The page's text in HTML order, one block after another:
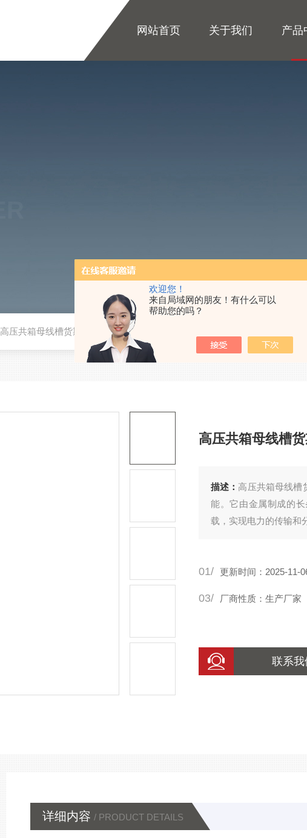
欢迎您！
来自局域网的朋友！有什么可以
帮助您的吗？
网站首页 关于我们 产品
高压共箱母线槽货期准时
高压共箱母线槽
描述： 高压共箱母线槽
能。它由金属制成的
载，实现电力的传输和
01/ 更新时间：2025-11-
03/ 厂商性质：生产厂家
联系我
详细内容 / PRODUCT DETAILS